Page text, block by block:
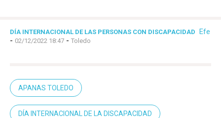
DÍA INTERNACIONAL DE LAS PERSONAS CON DISCAPACIDAD Efe
- 02/12/2022 18:47 - Toledo
APANAS TOLEDO
DÍA INTERNACIONAL DE LA DISCAPACIDAD